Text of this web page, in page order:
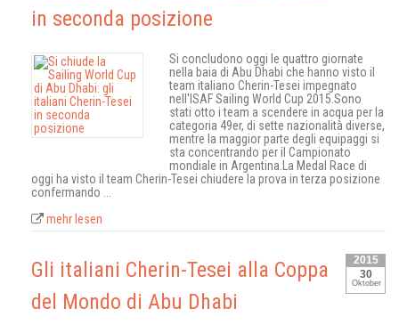
in seconda posizione
Si concludono oggi le quattro giornate
nella baia di Abu Dhabi che hanno visto il
team italiano Cherin-Tesei impegnato
nell'ISAF Sailing World Cup 2015.Sono
stati otto i team a scendere in acqua per la
categoria 49er, di sette nazionalità diverse,
mentre la maggior parte degli equipaggi si
sta concentrando per il Campionato
mondiale in Argentina.La Medal Race di
oggi ha visto il team Cherin-Tesei chiudere la prova in terza posizione
confermando ...
mehr lesen
2015
30
Oktober
Gli italiani Cherin-Tesei alla Coppa
del Mondo di Abu Dhabi